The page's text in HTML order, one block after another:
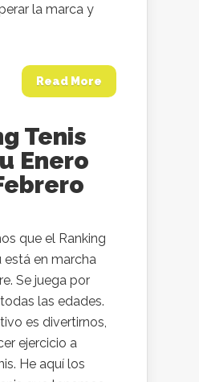
la marca y
Read More
Tenis
Enero
que el Ranking
está en marcha
Se juega por
las edades.
es divertirnos,
ejercicio a
He aquí los